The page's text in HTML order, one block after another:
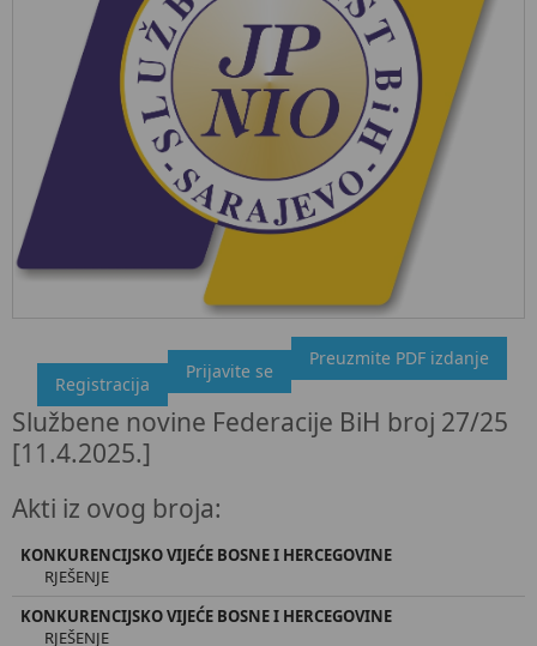
"Službeni glasnik BiH", broj 27/25 11.4.2025.
Ovdje možete preuzeti dokument, kao i obaviti kratki uvid u
sadržaj dokumenta.
Preuzmite PDF izdanje
Prijavite se
Registracija
Službene novine Federacije BiH broj 27/25
[11.4.2025.]
Akti iz ovog broja:
KONKURENCIJSKO VIJEĆE BOSNE I HERCEGOVINE
RJEŠENJE
KONKURENCIJSKO VIJEĆE BOSNE I HERCEGOVINE
RJEŠENJE